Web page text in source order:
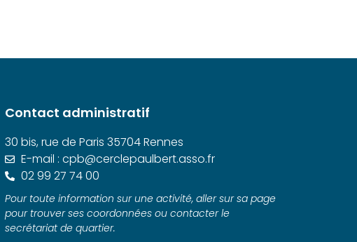
Contact administratif
30 bis, rue de Paris 35704 Rennes
E-mail : cpb@cerclepaulbert.asso.fr
02 99 27 74 00
Pour toute information sur une activité, aller sur sa page
pour trouver ses coordonnées ou contacter le
secrétariat de quartier.